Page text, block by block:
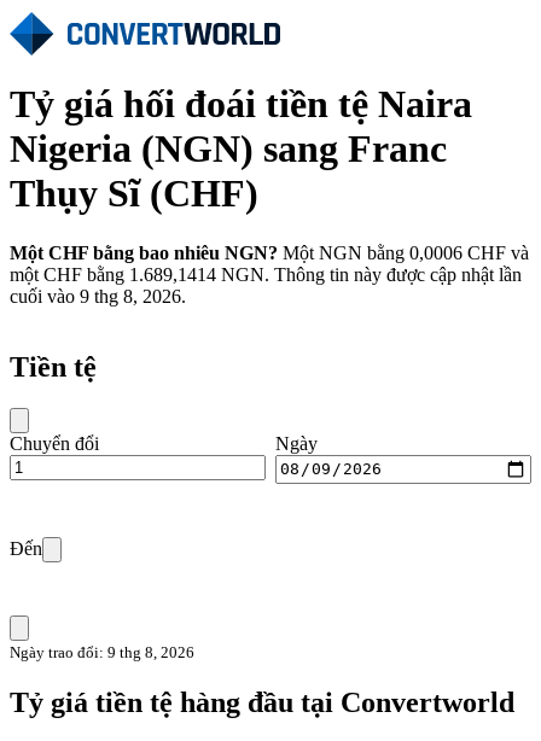
Tỷ giá hối đoái tiền tệ Naira
Nigeria (NGN) sang Franc
Thụy Sĩ (CHF)
Một CHF bằng bao nhiêu NGN? Một NGN bằng 0,0006 CHF và
một CHF bằng 1.689,1414 NGN. Thông tin này được cập nhật lần
cuối vào 9 thg 8, 2026.
Tiền tệ
Chuyển đổi Ngày
Đến
Ngày trao đổi: 9 thg 8, 2026
Tỷ giá tiền tệ hàng đầu tại Convertworld